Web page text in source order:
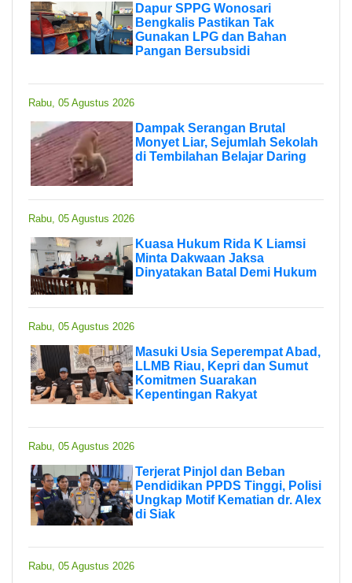
Dapur SPPG Wonosari
Bengkalis Pastikan Tak
Gunakan LPG dan Bahan
Pangan Bersubsidi
Rabu, 05 Agustus 2026
Dampak Serangan Brutal
Monyet Liar, Sejumlah Sekolah
di Tembilahan Belajar Daring
Rabu, 05 Agustus 2026
Kuasa Hukum Rida K Liamsi
Minta Dakwaan Jaksa
Dinyatakan Batal Demi Hukum
Rabu, 05 Agustus 2026
Masuki Usia Seperempat Abad,
LLMB Riau, Kepri dan Sumut
Komitmen Suarakan
Kepentingan Rakyat
Rabu, 05 Agustus 2026
Terjerat Pinjol dan Beban
Pendidikan PPDS Tinggi, Polisi
Ungkap Motif Kematian dr. Alex
di Siak
Rabu, 05 Agustus 2026